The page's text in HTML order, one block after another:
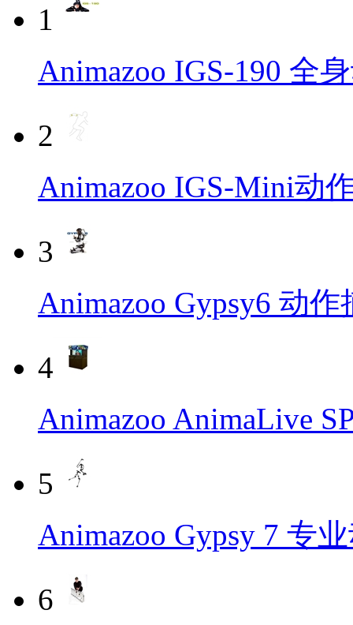
1
Animazoo IGS-190 全
2
Animazoo IGS-Mini动
3
Animazoo Gypsy6 动
4
Animazoo AnimaLive
5
Animazoo Gypsy 7 专
6